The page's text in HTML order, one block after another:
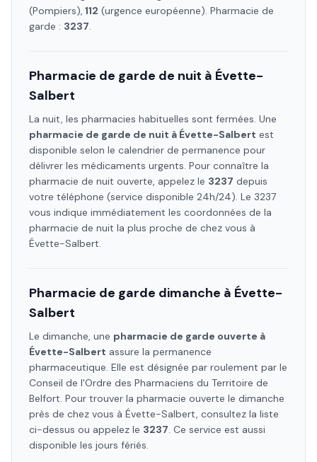
(Pompiers), 112 (urgence européenne). Pharmacie de
garde : 3237.
Pharmacie de garde de nuit à Évette-
Salbert
La nuit, les pharmacies habituelles sont fermées. Une
pharmacie de garde de nuit à Évette-Salbert est
disponible selon le calendrier de permanence pour
délivrer les médicaments urgents. Pour connaître la
pharmacie de nuit ouverte, appelez le 3237 depuis
votre téléphone (service disponible 24h/24). Le 3237
vous indique immédiatement les coordonnées de la
pharmacie de nuit la plus proche de chez vous à
Évette-Salbert.
Pharmacie de garde dimanche à Évette-
Salbert
Le dimanche, une pharmacie de garde ouverte à
Évette-Salbert assure la permanence
pharmaceutique. Elle est désignée par roulement par le
Conseil de l'Ordre des Pharmaciens du Territoire de
Belfort. Pour trouver la pharmacie ouverte le dimanche
près de chez vous à Évette-Salbert, consultez la liste
ci-dessus ou appelez le 3237. Ce service est aussi
disponible les jours fériés.